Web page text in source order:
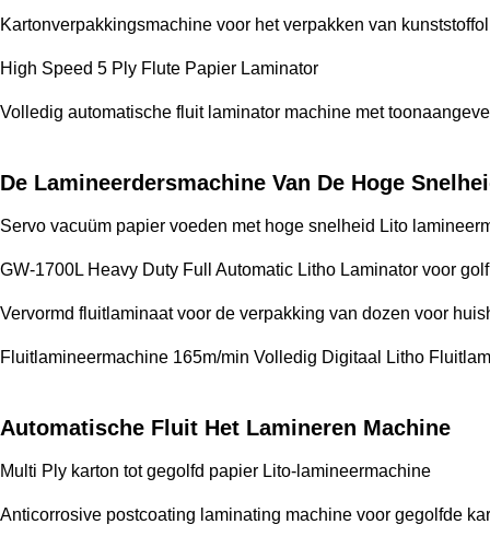
Kartonverpakkingsmachine voor het verpakken van
High Speed 5 Ply Flute Papier Laminator
Volledig automatische fluit laminator machine met
De Lamineerdersmachine Van De Hoge
Servo vacuüm papier voeden met hoge snelheid Lito
GW-1700L Heavy Duty Full Automatic Litho Laminator voor
Vervormd fluitlaminaat voor de verpakking van dozen voor
Fluitlamineermachine 165m/min Volledig Digitaal Litho
Automatische Fluit Het Lamineren Machine
Multi Ply karton tot gegolfd papier Lito-lamineermachine
Anticorrosive postcoating laminating machine voor gegolfde